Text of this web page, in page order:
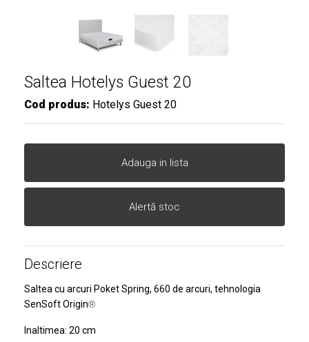
Saltea Hotelys Guest 20
Cod produs: Hotelys Guest 20
Adauga in lista
Alertă stoc
Descriere
Saltea cu arcuri Poket Spring, 660 de arcuri, tehnologia
SenSoft Origin®
Inaltimea: 20 cm